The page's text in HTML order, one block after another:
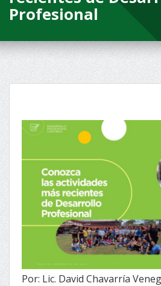
Profesional
Por: Lic. David Chavarría